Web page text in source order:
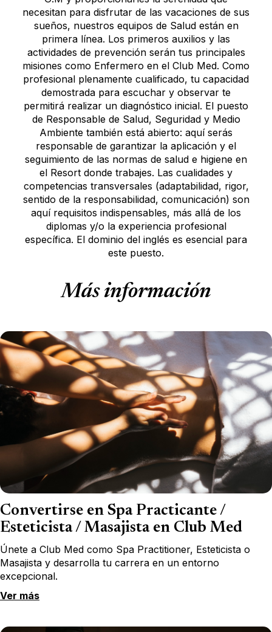
necesitan para disfrutar de las vacaciones de sus
sueños, nuestros equipos de Salud están en
primera línea. Los primeros auxilios y las
actividades de prevención serán tus principales
misiones como Enfermero en el Club Med. Como
profesional plenamente cualificado, tu capacidad
demostrada para escuchar y observar te
permitirá realizar un diagnóstico inicial. El puesto
de Responsable de Salud, Seguridad y Medio
Ambiente también está abierto: aquí serás
responsable de garantizar la aplicación y el
seguimiento de las normas de salud e higiene en
el Resort donde trabajes. Las cualidades y
competencias transversales (adaptabilidad, rigor,
sentido de la responsabilidad, comunicación) son
aquí requisitos indispensables, más allá de los
diplomas y/o la experiencia profesional
específica. El dominio del inglés es esencial para
este puesto.
Más información
Convertirse en Spa Practicante /
Esteticista / Masajista en Club Med
Únete a Club Med como Spa Practitioner, Esteticista o
Masajista y desarrolla tu carrera en un entorno
excepcional.
Ver más